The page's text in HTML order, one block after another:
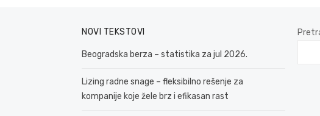
NOVI TEKSTOVI
Beogradska berza – statistika za jul 2026.
Lizing radne snage – fleksibilno rešenje za
kompanije koje žele brz i efikasan rast